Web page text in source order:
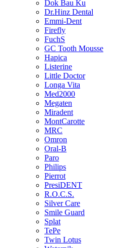
Dok Bau Ku
Dr.Hinz Dental
Emmi-Dent
Firefly
FuchS
GC Tooth Mousse
Hapica
Listerine
Little Doctor
Longa Vita
Med2000
Megaten
Miradent
MontCarotte
MRC
Omron
Oral-B
Paro
Philips
Pierrot
PresiDENT
R.O.C.S.
Silver Care
Smile Guard
Splat
TePe
Twin Lotus